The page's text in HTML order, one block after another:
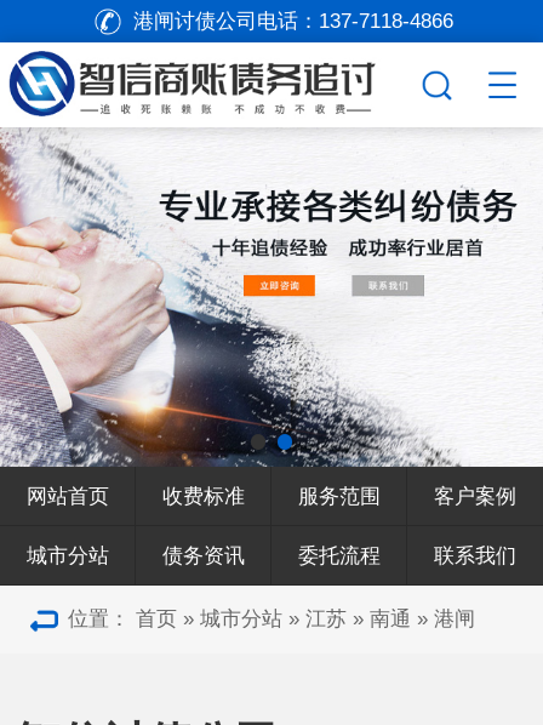
港闸讨债公司电话： 137-7118-4866
网站首页 收费标准 服务范围 客户案例
城市分站 债务资讯 委托流程 联系我们
位置： 首页 » 城市分站 » 江苏 » 南通 » 港闸